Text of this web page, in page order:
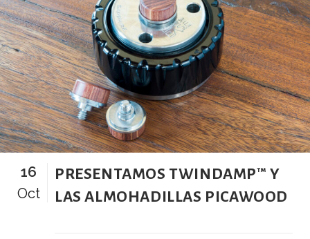
16
Oct
PRESENTAMOS TWINDAMP™ Y
LAS ALMOHADILLAS PICAWOOD